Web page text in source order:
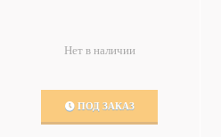
Нет в наличии
ПОД ЗАКАЗ